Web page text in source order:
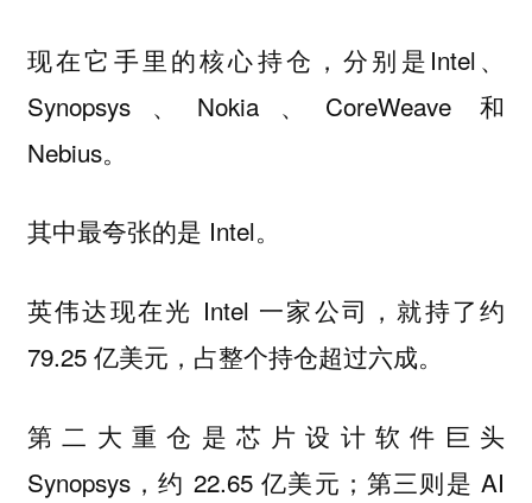
现在它手里的核心持仓，分别是Intel、
Synopsys、Nokia、CoreWeave 和
Nebius。
其中最夸张的是 Intel。
英伟达现在光 Intel 一家公司，就持了约
79.25 亿美元，占整个持仓超过六成。
第二大重仓是芯片设计软件巨头
Synopsys，约 22.65 亿美元；第三则是 AI